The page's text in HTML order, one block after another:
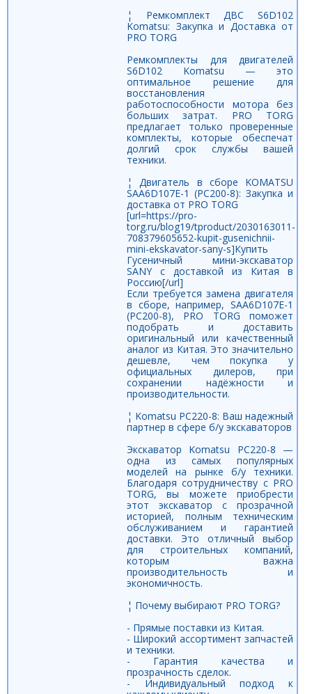
¦ Ремкомплект ДВС S6D102
Komatsu: Закупка и Доставка от
PRO TORG
Ремкомплекты для двигателей
S6D102 Komatsu — это
оптимальное решение для
восстановления
работоспособности мотора без
больших затрат. PRO TORG
предлагает только проверенные
комплекты, которые обеспечат
долгий срок службы вашей
техники.
¦ Двигатель в сборе KOMATSU
SAA6D107E-1 (PC200-8): Закупка и
доставка от PRO TORG
[url=https://pro-
torg.ru/blog19/tproduct/2030163011-
708379605652-kupit-gusenichnii-
mini-ekskavator-sany-s]Купить
Гусеничный мини-экскаватор
SANY с доставкой из Китая в
Россию[/url]
Если требуется замена двигателя
в сборе, например, SAA6D107E-1
(PC200-8), PRO TORG поможет
подобрать и доставить
оригинальный или качественный
аналог из Китая. Это значительно
дешевле, чем покупка у
официальных дилеров, при
сохранении надёжности и
производительности.
¦ Komatsu PC220-8: Ваш надежный
партнер в сфере б/у экскаваторов
Экскаватор Komatsu PC220-8 —
одна из самых популярных
моделей на рынке б/у техники.
Благодаря сотрудничеству с PRO
TORG, вы можете приобрести
этот экскаватор с прозрачной
историей, полным техническим
обслуживанием и гарантией
доставки. Это отличный выбор
для строительных компаний,
которым важна
производительность и
экономичность.
¦ Почему выбирают PRO TORG?
- Прямые поставки из Китая.
- Широкий ассортимент запчастей
и техники.
- Гарантия качества и
прозрачность сделок.
- Индивидуальный подход к